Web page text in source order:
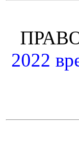
2022